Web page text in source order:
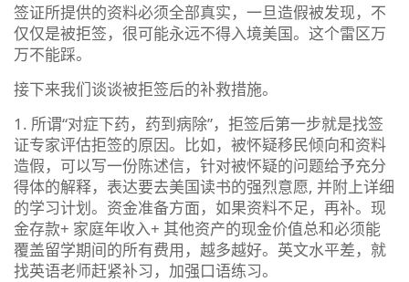
签证所提供的资料必须全部真实，一旦造假被发现，不
仅仅是被拒签，很可能永远不得入境美国。这个雷区万
万不能踩。
接下来我们谈谈被拒签后的补救措施。
1. 所谓“对症下药，药到病除”，拒签后第一步就是找签
证专家评估拒签的原因。比如，被怀疑移民倾向和资料
造假，可以写一份陈述信，针对被怀疑的问题给予充分
得体的解释，表达要去美国读书的强烈意愿, 并附上详细
的学习计划。资金准备方面，如果资料不足，再补。现
金存款+ 家庭年收入+ 其他资产的现金价值总和必须能
覆盖留学期间的所有费用，越多越好。英文水平差，就
找英语老师赶紧补习，加强口语练习。